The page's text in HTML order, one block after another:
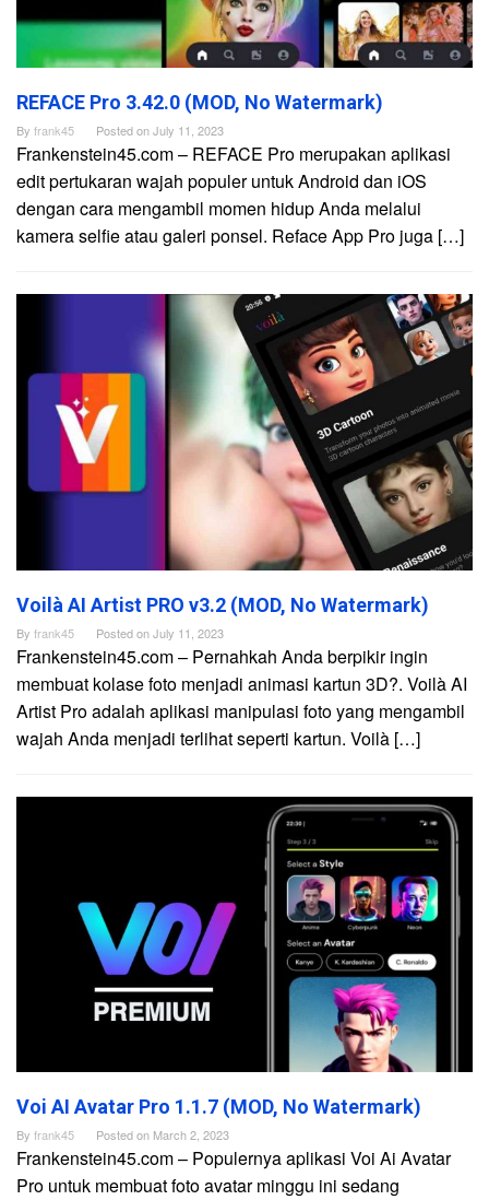
REFACE Pro 3.42.0 (MOD, No Watermark)
By frank45 Posted onJuly 11, 2023
Frankenstein45.com – REFACE Pro merupakan aplikasi
edit pertukaran wajah populer untuk Android dan iOS
dengan cara mengambil momen hidup Anda melalui
kamera selfie atau galeri ponsel. Reface App Pro juga […]
Voilà AI Artist PRO v3.2 (MOD, No Watermark)
By frank45 Posted onJuly 11, 2023
Frankenstein45.com – Pernahkah Anda berpikir ingin
membuat kolase foto menjadi animasi kartun 3D?. Voilà AI
Artist Pro adalah aplikasi manipulasi foto yang mengambil
wajah Anda menjadi terlihat seperti kartun. Voilà […]
Voi AI Avatar Pro 1.1.7 (MOD, No Watermark)
By frank45 Posted on March 2, 2023
Frankenstein45.com – Populernya aplikasi Voi Ai Avatar
Pro untuk membuat foto avatar minggu ini sedang